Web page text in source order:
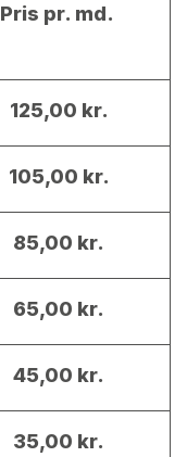
Pris pr. md.
125,00 kr.
105,00 kr.
85,00 kr.
65,00 kr.
45,00 kr.
35,00 kr.